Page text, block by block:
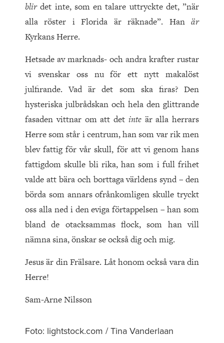
blirdet inte, som en talare uttryckte det, ”när
alla röster i Florida är räknade”. Han är
Kyrkans Herre.
Hetsade av marknads- och andra krafter rustar
vi svenskar oss nu för ett nytt makalöst
julfirande. Vad är det som ska firas? Den
hysteriska julbrådskan och hela den glittrande
fasaden vittnar om att det inte är alla herrars
Herre som står i centrum, han som var rik men
blev fattig för vår skull, för att vi genom hans
fattigdom skulle bli rika, han som i full frihet
valde att bära och borttaga världens synd – den
börda som annars ofrånkomligen skulle tryckt
oss alla ned i den eviga förtappelsen – han som
bland de otacksammas flock, som han vill
nämna sina, önskar se också dig och mig.
Jesus är din Frälsare. Låt honom också vara din
Herre!
Sam-Arne Nilsson
Foto: lightstock.com / Tina Vanderlaan